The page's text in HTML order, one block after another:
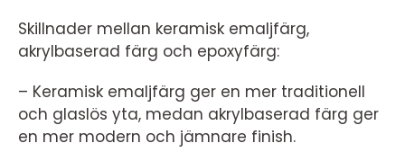
Skillnader mellan keramisk emaljfärg,
akrylbaserad färg och epoxyfärg:
– Keramisk emaljfärg ger en mer traditionell
och glaslös yta, medan akrylbaserad färg ger
en mer modern och jämnare finish.